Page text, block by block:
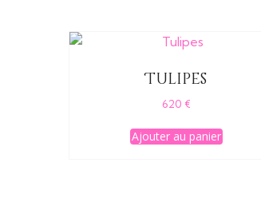
Tulipes
620 €
Ajouter au panier